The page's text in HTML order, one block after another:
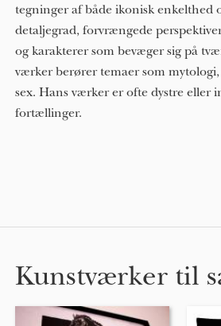
tegninger af både ikonisk enkelthed
detaljegrad, forvrængede
og karakterer som bevæger sig på
værker berører temaer som
sex. Hans værker er ofte dystre eller
fortællinger.
Kunstværker til